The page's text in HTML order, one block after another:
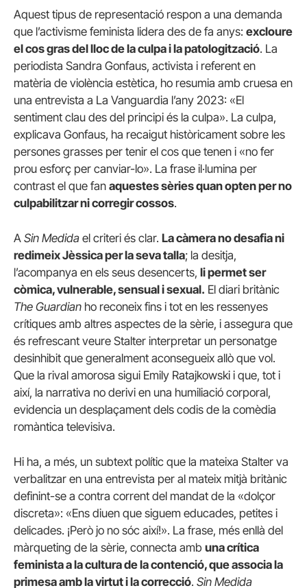
Aquest tipus de representació respon a una demanda
que l’activisme feminista lidera des de fa anys: excloure
el cos gras del lloc de la culpa i la patologització. La
periodista Sandra Gonfaus, activista i referent en
matèria de violència estètica, ho resumia amb cruesa en
una entrevista a La Vanguardia l’any 2023: «El
sentiment clau des del principi és la culpa». La culpa,
explicava Gonfaus, ha recaigut històricament sobre les
persones grasses per tenir el cos que tenen i «no fer
prou esforç per canviar-lo». La frase il·lumina per
contrast el que fan aquestes sèries quan opten per no
culpabilitzar ni corregir cossos.
A Sin Medida el criteri és clar. La càmera no desafia ni
redimeix Jèssica per la seva talla; la desitja,
l’acompanya en els seus desencerts, li permet ser
còmica, vulnerable, sensual i sexual. El diari britànic
The Guardian ho reconeix fins i tot en les ressenyes
crítiques amb altres aspectes de la sèrie, i assegura que
és refrescant veure Stalter interpretar un personatge
desinhibit que generalment aconsegueix allò que vol.
Que la rival amorosa sigui Emily Ratajkowski i que, tot i
així, la narrativa no derivi en una humiliació corporal,
evidencia un desplaçament dels codis de la comèdia
romàntica televisiva.
Hi ha, a més, un subtext polític que la mateixa Stalter va
verbalitzar en una entrevista per al mateix mitjà britànic
definint-se a contra corrent del mandat de la «dolçor
discreta»: «Ens diuen que siguem educades, petites i
delicades. ¡Però jo no sóc així!». La frase, més enllà del
màrqueting de la sèrie, connecta amb una crítica
feminista a la cultura de la contenció, que associa la
primesa amb la virtut i la correcció. Sin Medida